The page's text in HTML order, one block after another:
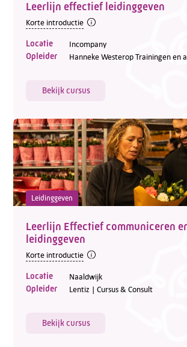
Leerlijn effectief leidinggeven
Korte introductie
Locatie Incompany
Opleider Hanneke Westerop Trainingen en
Bekijk cursus
Leidinggeven
Leerlijn Effectief communiceren
leidinggeven
Korte introductie
Locatie Naaldwijk
Opleider Lentiz | Cursus & Consult
Bekijk cursus